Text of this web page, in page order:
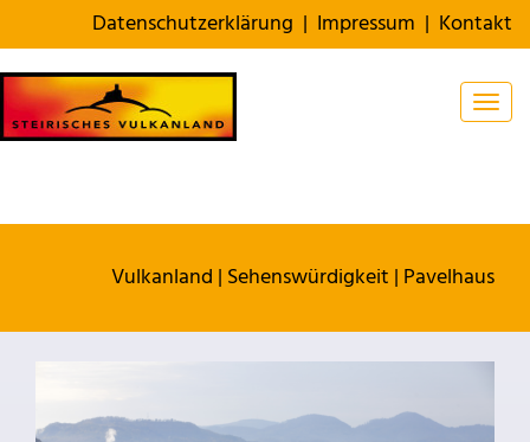
Datenschutzerklärung | Impressum | Kontakt
Vulkanland | Sehenswürdigkeit | Pavelhaus